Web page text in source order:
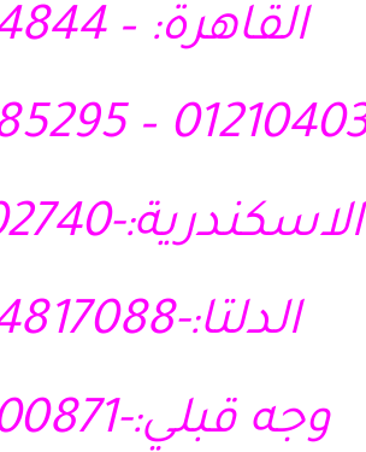
القاهرة: – 33044844
الاسكندرية:-01016002740
الدلتا:-01284817088
وجه قبلي:-01111500871